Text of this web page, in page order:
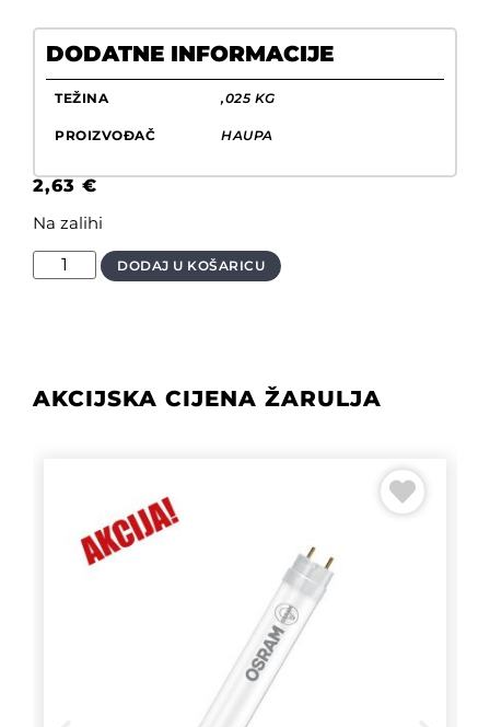
DODATNE INFORMACIJE
TEŽINA ,025 KG
PROIZVOĐAČ HAUPA
2,63 €
Na zalihi
DODAJ U KOŠARICU
AKCIJSKA CIJENA ŽARULJA